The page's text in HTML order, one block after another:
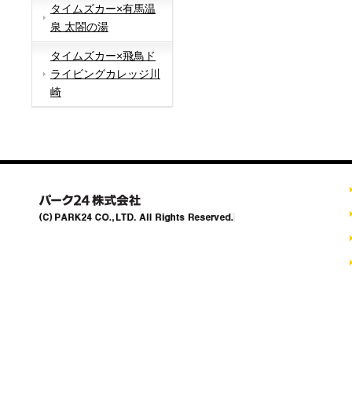
タイムズカー×有馬温
泉 太閤の湯
タイムズカー×飛鳥ド
ライビングカレッジ川
崎